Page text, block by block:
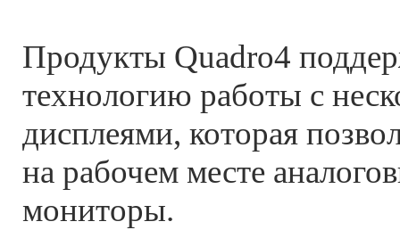
Продукты Quadro4
технологию работы с
дисплеями, которая
на рабочем месте
мониторы.